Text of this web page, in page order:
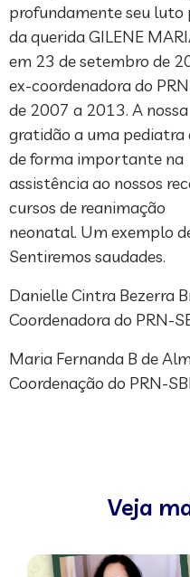
profundamente seu luto
da querida GILENE
em 23 de setembro de
ex-coordenadora do
de 2007 a 2013. A nossa
gratidão a uma
de forma importante na
assistência ao nossos
cursos de reanimação
neonatal. Um exemplo
Sentiremos saudades.
Danielle Cintra Bezerra
Coordenadora do PRN-
Maria Fernanda B de
Coordenação do PRN-
Veja